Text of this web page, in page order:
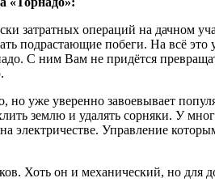
затратных операций на дачном
подрастающие побеги. На всё
С ним Вам не придётся
но уже уверенно завоевывает
землю и удалять сорняки. У
электричестве. Управление
Хоть он и механический, но